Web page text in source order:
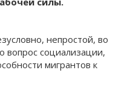
непростой, во
вопрос социализации,
мигрантов к